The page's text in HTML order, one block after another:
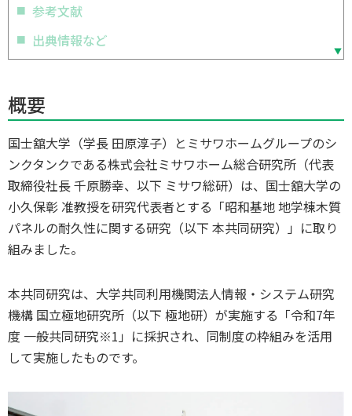
参考文献
出典情報など
概要
国士舘大学（学長 田原淳子）とミサワホームグループのシ
ンクタンクである株式会社ミサワホーム総合研究所（代表
取締役社⻑ 千原勝幸、以下 ミサワ総研）は、国士舘大学の
小久保彰 准教授を研究代表者とする「昭和基地 地学棟木質
パネルの耐久性に関する研究（以下 本共同研究）」に取り
組みました。
本共同研究は、大学共同利用機関法人情報・システム研究
機構 国立極地研究所（以下 極地研）が実施する「令和7年
度 一般共同研究※1」に採択され、同制度の枠組みを活用
して実施したものです。